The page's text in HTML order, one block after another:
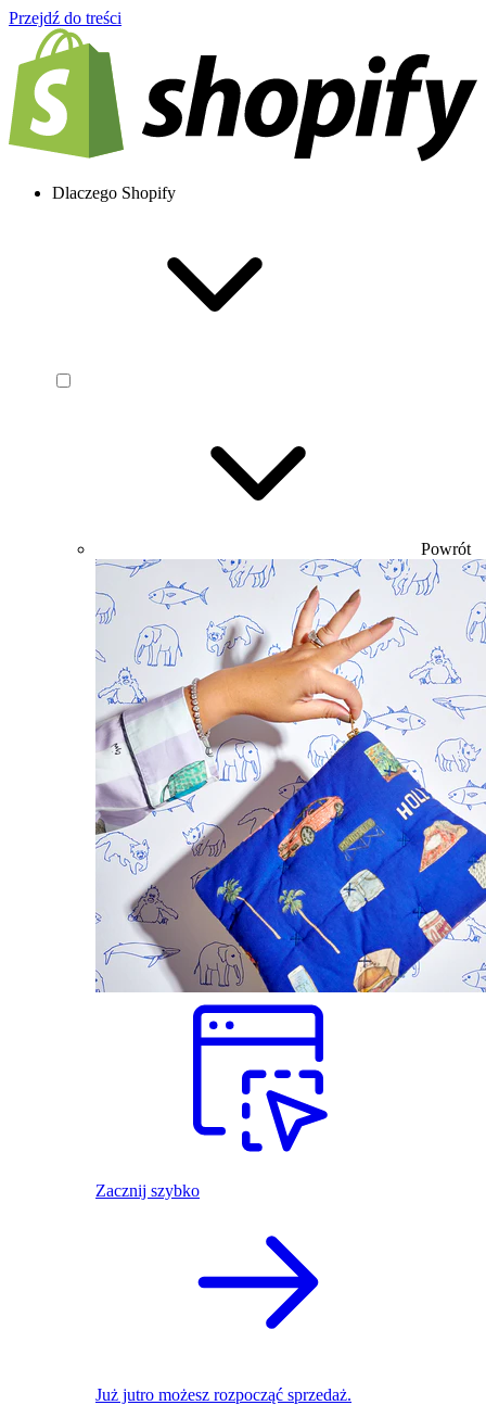
Przejdź do treści
Dlaczego Shopify
Powrót
Zacznij szybko
Już jutro możesz rozpocząć sprzedaż.